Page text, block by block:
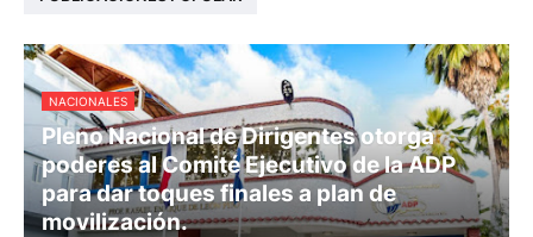
NACIONALES
Pleno Nacional de Dirigentes otorga
poderes al Comité Ejecutivo de la ADP
para dar toques finales a plan de
movilización.